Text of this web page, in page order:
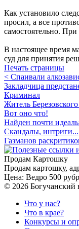
Как установило
просил, а все
самостоятельно.
В настоящее время
суд для принятия
Печать страницы
< Спаивали
Закладчица
Криминал
Житель
Вот оно что!
Найден почти
Скандалы, интриги...
Газманов
Продам Картошку
Продам картошку,
Цена: Ведро 500
© 2026
Что у нас?
Что в крае?
Конкурсы и